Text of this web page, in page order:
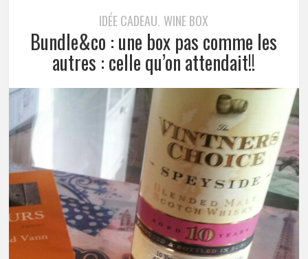
IDÉE CADEAU, WINE BOX
Bundle&co : une box pas comme les
autres : celle qu’on attendait!!